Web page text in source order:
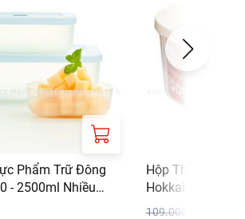
Phẩm Trữ Đông
- 2500ml Nhiều
Hộp Thực Phẩm
Hokkaido
109.000 ₫